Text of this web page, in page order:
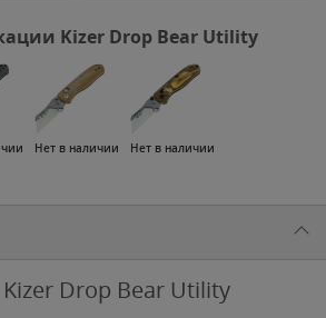
Kizer Drop Bear Utility
Нет в наличии Нет в наличии
Drop Bear Utility